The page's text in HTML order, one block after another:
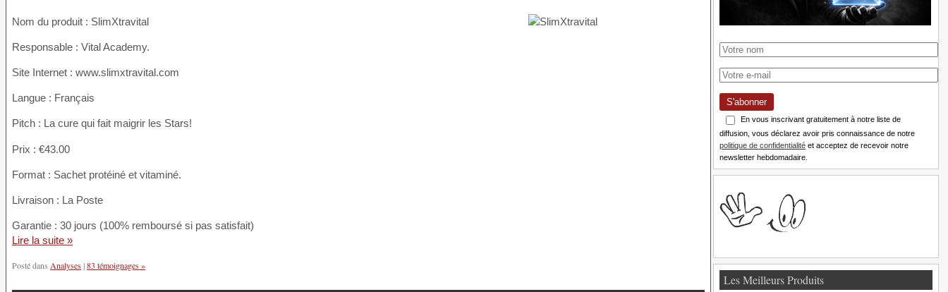
Nom du produit : SlimXtravital
Responsable : Vital Academy.
Site Internet : www.slimxtravital.com
Langue : Français
Pitch : La cure qui fait maigrir les Stars!
Prix : €43.00
Format : Sachet protéiné et vitaminé.
Livraison : La Poste
Garantie : 30 jours (100% remboursé si pas satisfait)
Lire la suite »
Posté dans Analyses|83 témoignages »
S'abonner
En vous inscrivant gratuitement à notre liste de
diffusion, vous déclarez avoir pris connaissance de notre
politique de confidentialité et acceptez de recevoir notre
newsletter hebdomadaire.
Les Meilleurs Produits